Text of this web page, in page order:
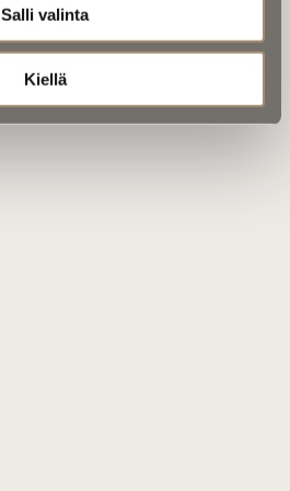
Salli valinta
Kiellä